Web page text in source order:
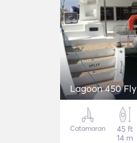
Lagoon 450 Fly
Catamaran
45 ft
14 m